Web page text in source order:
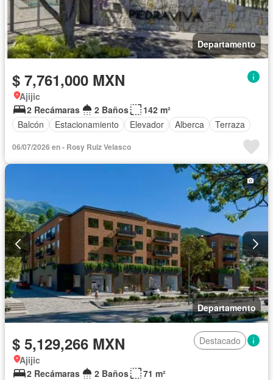
Departamento
$ 7,761,000 MXN
Ajijic
2 Recámaras
2 Baños
142 m²
Balcón
Estacionamiento Elevador Alberca Terraza
06/07/2026 en - Rosy Ruiz Velasco
Departamento
$ 5,129,266 MXN
Destacado
Ajijic
2 Recámaras
2 Baños
71 m²